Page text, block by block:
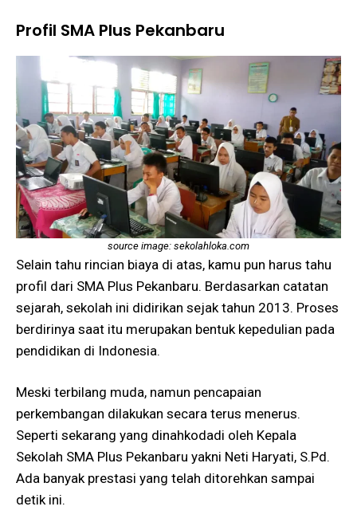
Profil SMA Plus Pekanbaru
source image: sekolahloka.com
Selain tahu rincian biaya di atas, kamu pun harus tahu
profil dari SMA Plus Pekanbaru. Berdasarkan catatan
sejarah, sekolah ini didirikan sejak tahun 2013. Proses
berdirinya saat itu merupakan bentuk kepedulian pada
pendidikan di Indonesia.
Meski terbilang muda, namun pencapaian
perkembangan dilakukan secara terus menerus.
Seperti sekarang yang dinahkodadi oleh Kepala
Sekolah SMA Plus Pekanbaru yakni Neti Haryati, S.Pd.
Ada banyak prestasi yang telah ditorehkan sampai
detik ini.